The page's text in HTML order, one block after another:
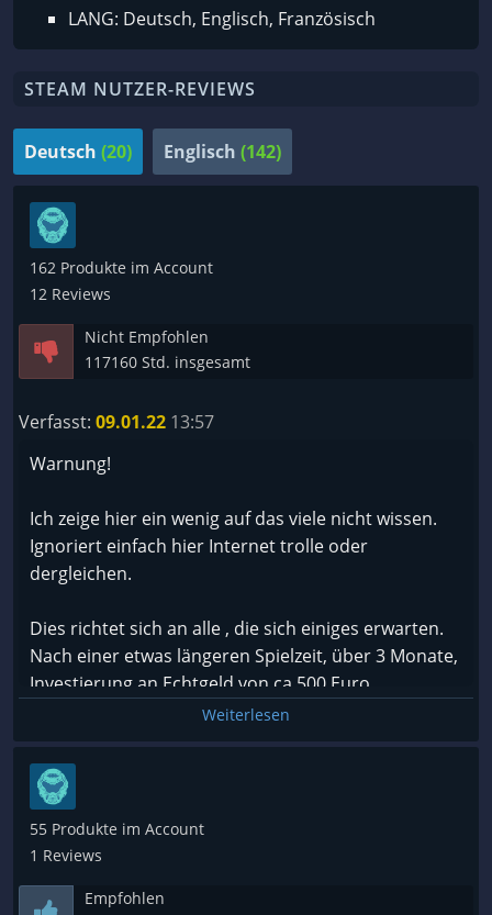
LANG: Deutsch, Englisch, Französisch
STEAM NUTZER-REVIEWS
Deutsch (20) Englisch (142)
162 Produkte im Account
12 Reviews
Nicht Empfohlen
117160 Std. insgesamt
Verfasst: 09.01.22 13:57
Warnung!
Ich zeige hier ein wenig auf das viele nicht wissen.
Ignoriert einfach hier Internet trolle oder
dergleichen.
Dies richtet sich an alle , die sich einiges erwarten.
Nach einer etwas längeren Spielzeit, über 3 Monate,
Investierung an Echtgeld von ca.500 Euro
in den Ingameshop um Nützliches für das Game zu
erstehen (keine Kosmetischen Dinge)
um im Endgame mithalten zu können (ein muss)
und im Endeffekt nichts oder sehr wenig erreicht
habe
da der ewige Kauf an Div. Gegenständen kein Ende
oder Stärke des Charakters Echtgeld ausgeben
Weiterlesen
55 Produkte im Account
1 Reviews
Empfohlen